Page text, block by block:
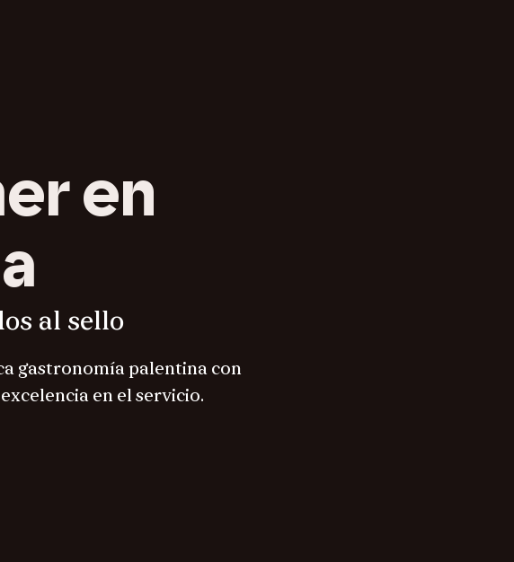
en
al sello
gastronomía palentina con
en el servicio.